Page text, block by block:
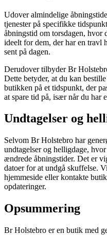
Udover almindelige
tjenester på specifikke
åbningstid om torsdagen, hvor
ideelt for dem, der har en travl
sent på dagen.
Derudover tilbyder Br
Dette betyder, at du kan
butikken på et tidspunkt, der
at spare tid på, især når du har
Undtagelser og
Selvom Br Holstebro har
undtagelser og helligdage,
ændrede åbningstider. Det er
datoer for at undgå skuffelse.
hjemmeside eller kontakte
opdateringer.
Opsummering
Br Holstebro er en butik med